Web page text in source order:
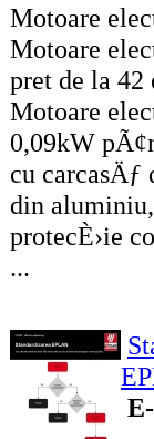
Motoare
Motoare
pret de la
Motoare
0,09kW
cu carcasÄƒ
din
protecÈ›ie
...
E-